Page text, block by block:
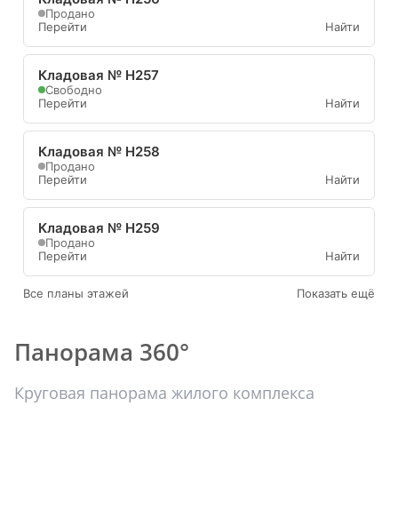
Продано
Перейти
Найти
Кладовая № Н257
Свободно
Перейти
Найти
Кладовая № Н258
Продано
Перейти
Найти
Кладовая № Н259
Продано
Перейти
Найти
Все планы этажей Показать ещё
Панорама 360°
Круговая панорама жилого комплекса